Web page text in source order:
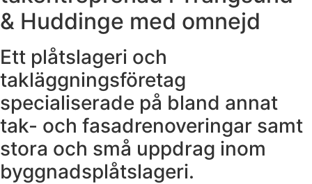
& Huddinge med omnejd
Ett plåtslageri och
takläggningsföretag
specialiserade på bland annat
tak- och fasadrenoveringar samt
stora och små uppdrag inom
byggnadsplåtslageri.